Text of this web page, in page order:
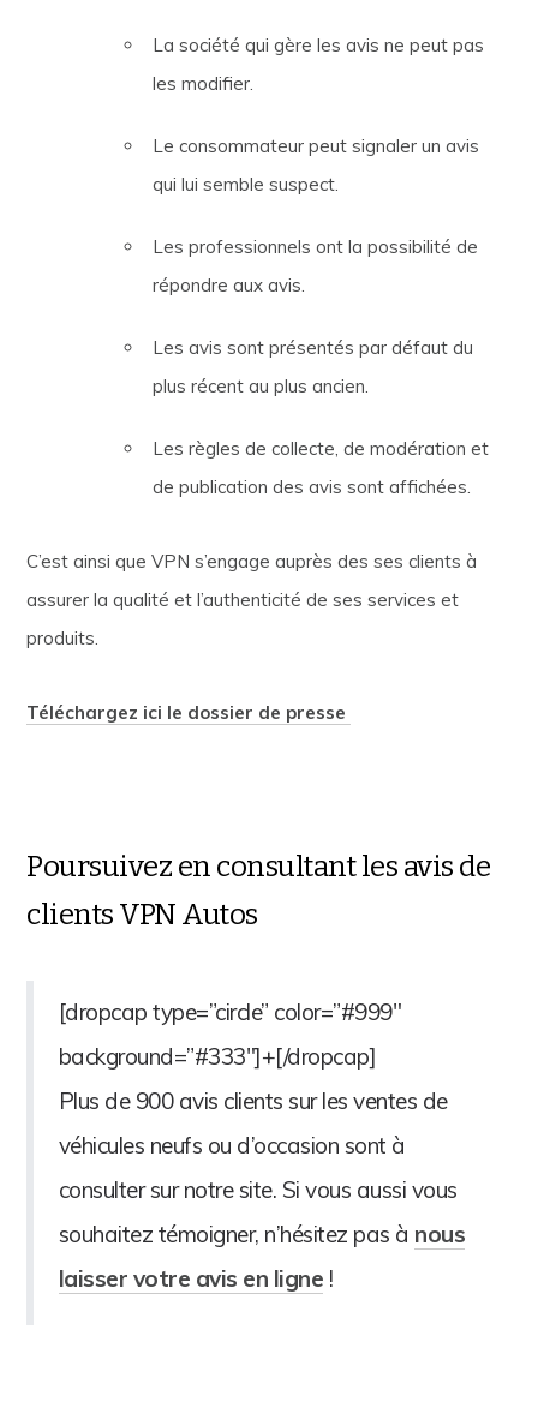
La société qui gère les avis ne peut pas
les modifier.
Le consommateur peut signaler un avis
qui lui semble suspect.
Les professionnels ont la possibilité de
répondre aux avis.
Les avis sont présentés par défaut du
plus récent au plus ancien.
Les règles de collecte, de modération et
de publication des avis sont affichées.
C’est ainsi que VPN s’engage auprès des ses clients à
assurer la qualité et l’authenticité de ses services et
produits.
Téléchargez ici le dossier de presse
Poursuivez en consultant les avis de
clients VPN Autos
[dropcap type=”circle” color=”#999″
background=”#333″]+[/dropcap]
Plus de 900 avis clients sur les ventes de
véhicules neufs ou d’occasion sont à
consulter sur notre site. Si vous aussi vous
souhaitez témoigner, n’hésitez pas à nous
laisser votre avis en ligne !